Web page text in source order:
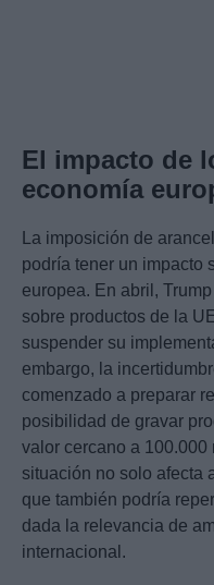
El impacto de
economía
La imposición de
podría tener un impacto
europea. En abril,
sobre productos de la
suspender su
embargo, la
comenzado a preparar
posibilidad de gravar
valor cercano a
situación no solo afecta
que también podría
dada la relevancia de
internacional.